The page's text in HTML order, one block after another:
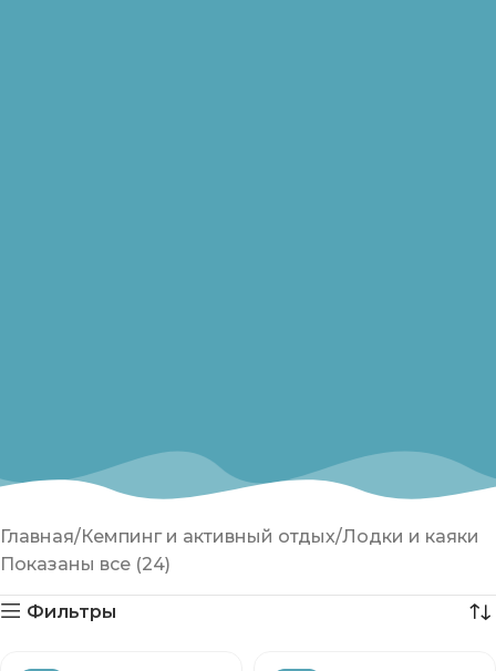
Главная Кемпинг и активный отдых Лодки и каяки
Показаны все (24)
Фильтры